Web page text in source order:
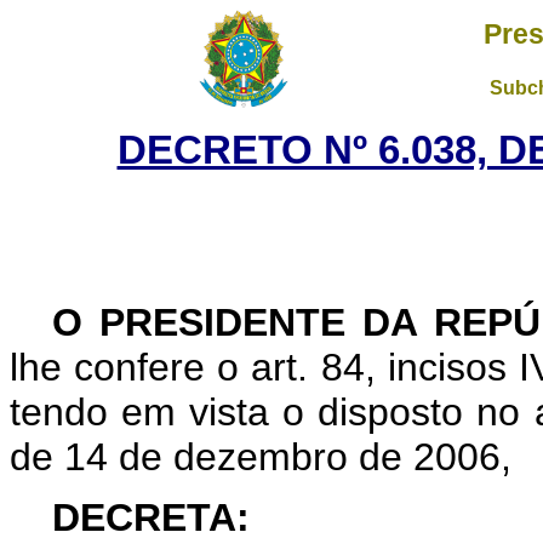
DECRETO Nº 6.038,
O PRESIDENTE DA
lhe confere o art. 84, incisos
tendo em vista o disposto no
de 14 de dezembro de 2006,
DECRETA: